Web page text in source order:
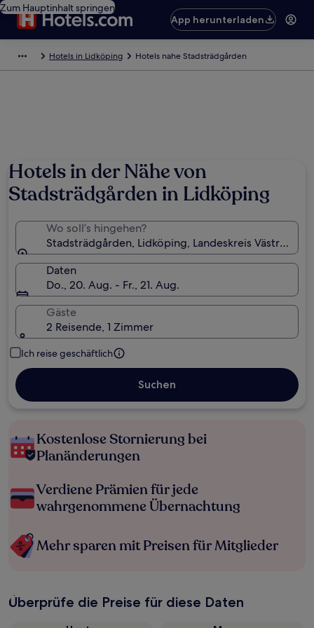
Zum Hauptinhalt springen
App herunterladen
Hotels in Lidköping Hotels nahe Stadsträdgården
Hotels in der Nähe von
Stadsträdgården in Lidköping
Wo soll’s hingehen?
Stadsträdgården, Lidköping, Landeskreis Västra
Daten
Do., 20. Aug. - Fr., 21. Aug.
Gäste
2 Reisende, 1 Zimmer
Ich reise geschäftlich
Suchen
Kostenlose Stornierung bei
Planänderungen
Verdiene Prämien für jede
wahrgenommene Übernachtung
Mehr sparen mit Preisen für Mitglieder
Überprüfe die Preise für diese Daten